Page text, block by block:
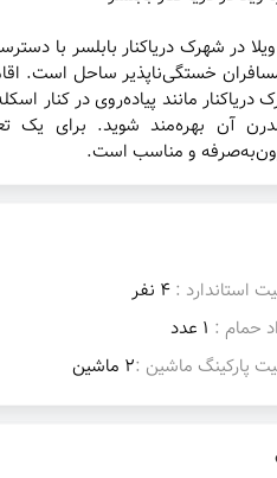
در شهرک دریاکنار بابلسر با
خستگی‌ناپذیر ساحل است.
دریاکنار مانند پیاده‌روی در کنار
آن بهره‌مند شوید. برای یک
و مناسب است.
استاندارد : 4 نفر
حمام : 1 عدد
پارکینگ ماشین :2 ماشین